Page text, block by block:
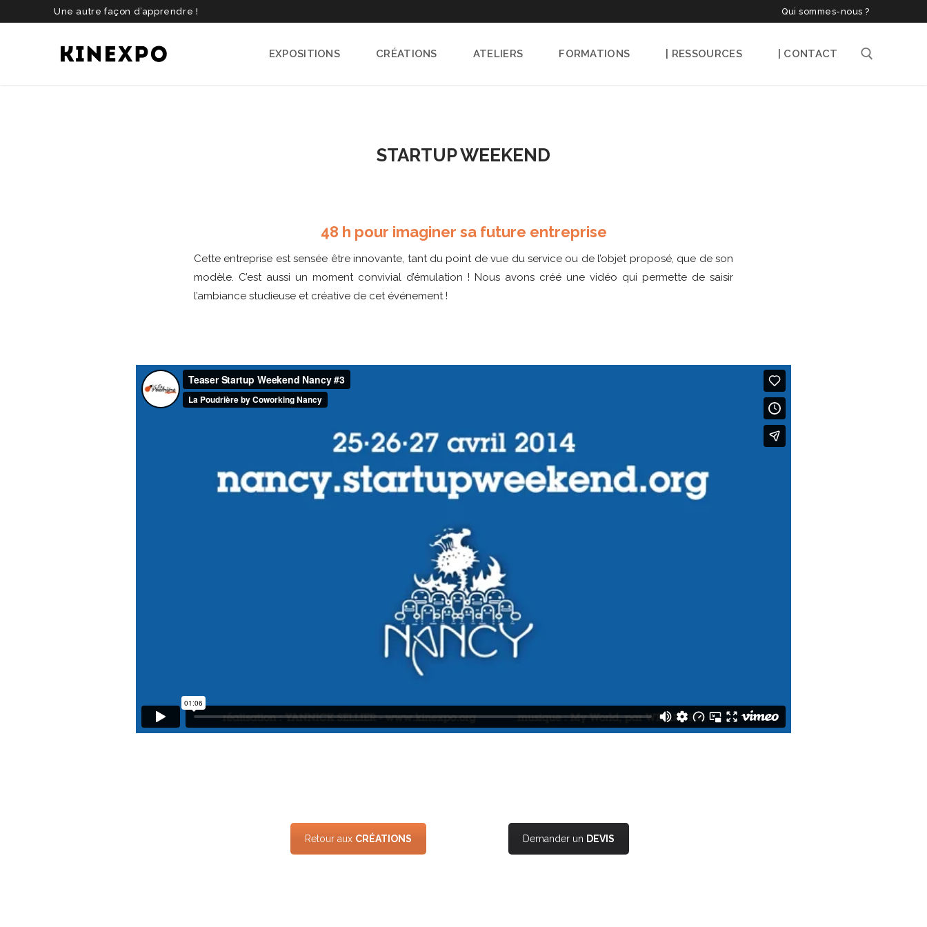
au
Une autre façon d’apprendre ! Qui sommes-nous ?
EXPOSITIONS CRÉATIONS ATELIERS FORMATIONS | RESSOURCES | CONTACT
STARTUP WEEKEND
48 h pour imaginer sa future entreprise
Cette entreprise est sensée être innovante, tant du point de vue du service ou de l’objet proposé, que de son
modèle. C’est aussi un moment convivial d’émulation ! Nous avons créé une vidéo qui permette de saisir
l’ambiance studieuse et créative de cet événement !
Retour aux CRÉATIONS Demander un DEVIS